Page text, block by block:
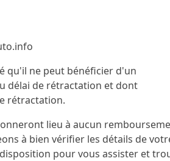
qu'il ne peut bénéficier d'un
délai de rétractation et dont
rétractation.
lieu à aucun
à bien vérifier les détails de
pour vous assister et